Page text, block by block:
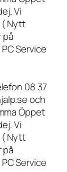
Vi
( Nytt
på
Service
08 37
och
Öppet
Vi
( Nytt
på
Service